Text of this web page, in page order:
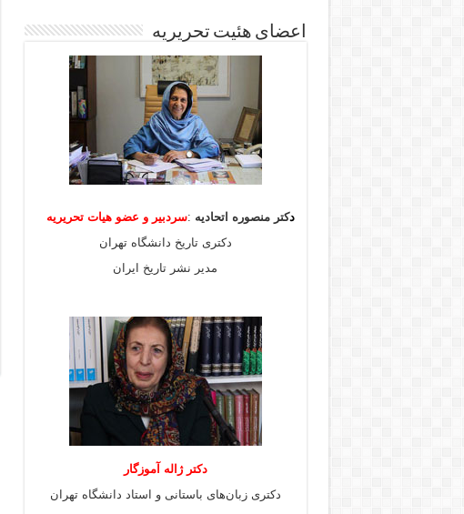
اعضای هئیت تحریریه
دکتر منصوره اتحادیه :سردبیر و عضو هیات تحریریه
دکتری تاریخ دانشگاه تهران
مدیر نشر تاریخ ایران
دکتر ژاله آموزگار
دکتری زبان‌های باستانی و استاد دانشگاه تهران